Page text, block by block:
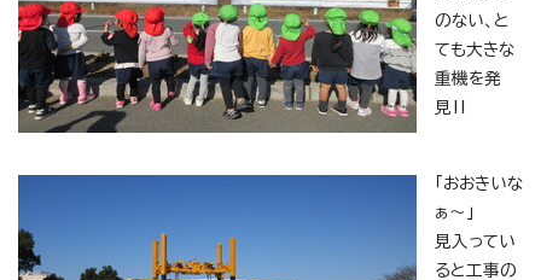
のない、と
ても大きな
重機を発
見‼
「おおきいな
ぁ～」
見入ってい
ると工事の